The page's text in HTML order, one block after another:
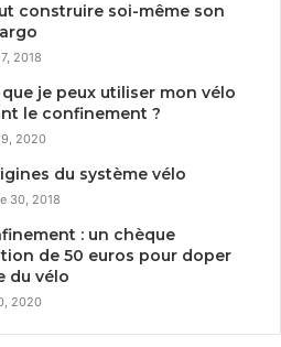
construire soi-même son
2018
que je peux utiliser mon vélo
le confinement ?
2020
du système vélo
30, 2018
: un chèque
de 50 euros pour doper
du vélo
2020